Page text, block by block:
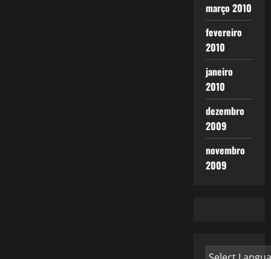
março 2010
fevereiro
2010
janeiro
2010
dezembro
2009
novembro
2009